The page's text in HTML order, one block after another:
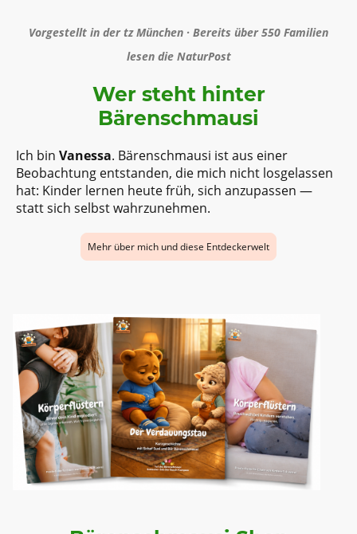
Vorgestellt in der tz München · Bereits über 550 Familien
lesen die NaturPost
Wer steht hinter
Bärenschmausi
Ich bin Vanessa. Bärenschmausi ist aus einer
Beobachtung entstanden, die mich nicht losgelassen
hat: Kinder lernen heute früh, sich anzupassen —
statt sich selbst wahrzunehmen.
Mehr über mich und diese Entdeckerwelt